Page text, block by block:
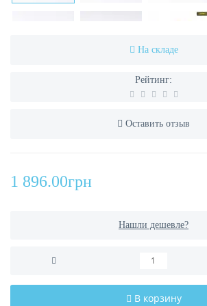
На складе
Рейтинг:
Оставить отзыв
1 896.00грн
Нашли дешевле?
В корзину